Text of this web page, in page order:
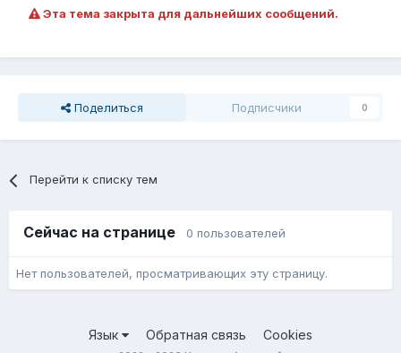
Эта тема закрыта для дальнейших сообщений.
Поделиться Подписчики 0
Перейти к списку тем
Сейчас на странице 0 пользователей
Нет пользователей, просматривающих эту страницу.
Язык Обратная связь Cookies